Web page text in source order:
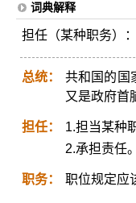
词典解释
担任（某种职务）
总统：
共和国的国
又是政府首
担任：
1.担当某种
2.承担责任。
职务： 职位规定应